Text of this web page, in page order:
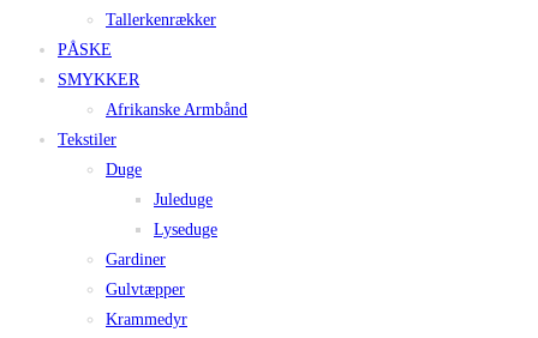
Tallerkenrækker
PÅSKE
SMYKKER
Afrikanske Armbånd
Tekstiler
Duge
Juleduge
Lyseduge
Gardiner
Gulvtæpper
Krammedyr